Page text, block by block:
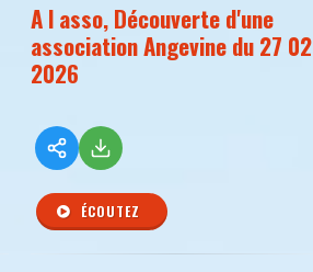
A l asso, Découverte d'une
association Angevine du 27 02
2026
ÉCOUTEZ